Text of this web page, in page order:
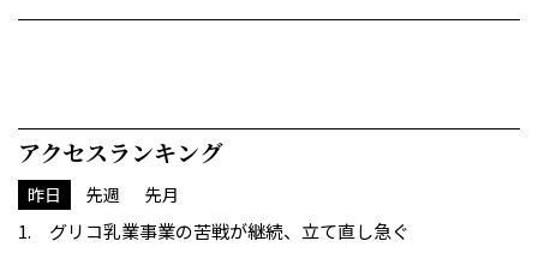
アクセスランキング
昨日 先週 先月
グリコ乳業事業の苦戦が継続、立て直し急ぐ